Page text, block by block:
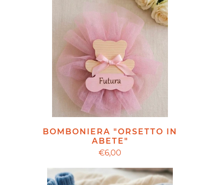
BOMBONIERA "ORSETTO IN
ABETE"
€6,00